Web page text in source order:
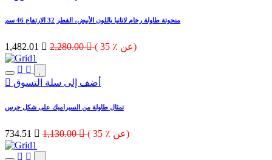
منحوتة طاولة رخام لاتانيا باللون الأبيض، القطر 32 الارتفاع 46 سم
1,482.01  2,280.00 ( 35 ٪ عن)
أضف إلى سلة التسوق
تمثال طاولة من السيراميك على شكل جرس
734.51  1,130.00 ( 35 ٪ عن)